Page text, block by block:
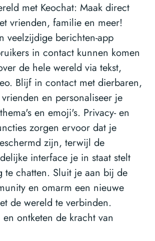
met Keochat: Maak direct
vrienden, familie en meer!
veelzijdige berichten-app
in contact kunnen komen
de hele wereld via tekst,
Blijf in contact met dierbaren,
en personaliseer je
en emoji's. Privacy- en
zorgen ervoor dat je
zijn, terwijl de
interface je in staat stelt
te chatten. Sluit je aan bij de
en omarm een nieuwe
de wereld te verbinden.
ontketen de kracht van